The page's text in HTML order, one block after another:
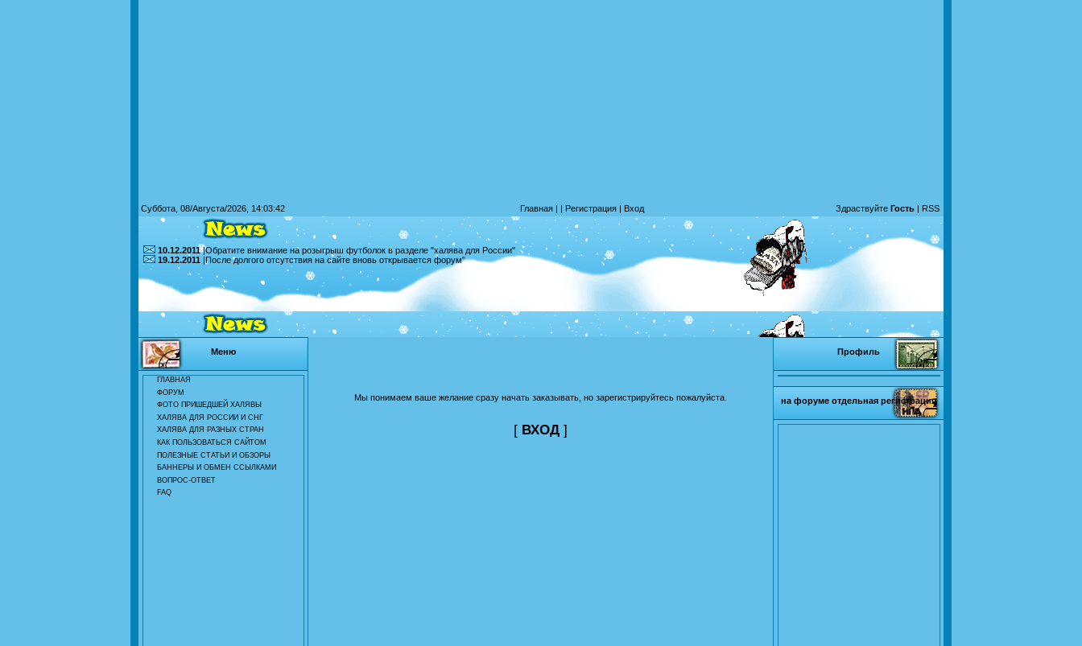
Суббота, 08/Августа/2026, 14:03:42 Главная | | Регистрация | Вход Здраствуйте Гость | RSS
10.12.2011|Обратите внимание на розыгрыш футболок в разделе "халява для России"
19.12.2011 |После долгого отсутствия на сайте вновь открывается форум"
Меню
ГЛАВНАЯ
ФОРУМ
ФОТО ПРИШЕДШЕЙ ХАЛЯВЫ
ХАЛЯВА ДЛЯ РОССИИ И СНГ
ХАЛЯВА ДЛЯ РАЗНЫХ СТРАН
КАК ПОЛЬЗОВАТЬСЯ САЙТОМ
ПОЛЕЗНЫЕ СТАТЬИ И ОБЗОРЫ
БАННЕРЫ И ОБМЕН ССЫЛКАМИ
ВОПРОС-ОТВЕТ
FAQ
Мы понимаем ваше желание сразу начать заказывать, но зарегистрируйтесь пожалуйста.
[ ВХОД ]
Профиль
на форуме отдельная регистрация